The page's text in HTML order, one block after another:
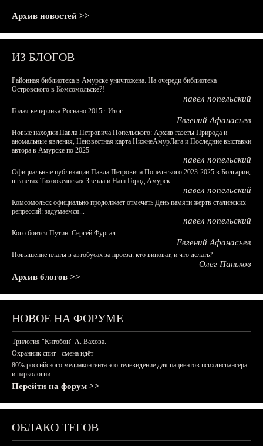
Архив новостей >>
ИЗ БЛОГОВ
Районная библиотека в Амурске уничтожена. На очереди библиотека
Островского в Комсомольске?!
павел попельский
Голая вечеринка Роснано 2015г. Итог.
Евгений Афанасьев
Новые находки Павла Петровича Попельского: Архив газеты Природа и
аномальные явления, Неизвестная карта НижнеАмурЛага и Последние выставки
автора в Амурске по 2025
павел попельский
Официальные публикации Павла Петровича Попельского 2023-2025 в Болгарии,
в газетах Тихоокеанская Звезда и Наш Город Амурск
павел попельский
Комсомольск официально продолжает отмечать День памяти жертв сталинских
репрессий: задумаемся...
павел попельский
Кого боится Путин: Сергей Фургал
Евгений Афанасьев
Повышение платы в автобусах за проезд: кто виноват, и что делать?
Олег Паньков
Архив блогов >>
НОВОЕ НА ФОРУМЕ
Трилогия "Китобои" А. Вахова.
Охранник спит - смена идёт
80% российского медиаконтента это телевидение для пациентов психдиспансера
и наркологии.
Перейти на форум >>
ОБЛАКО ТЕГОВ